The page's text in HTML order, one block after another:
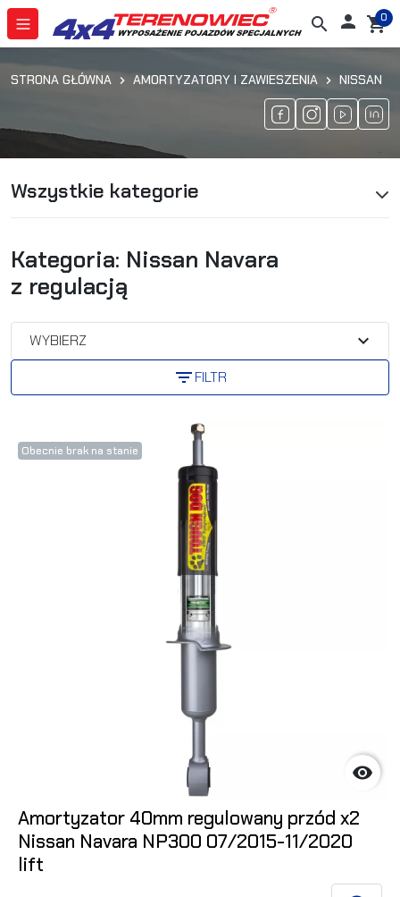
search  shopping_cart
0
STRONA GŁÓWNA AMORTYZATORY I ZAWIESZENIA NISSAN
Wszystkie kategorie
Kategoria: Nissan Navara
z regulacją
WYBIERZ
expand_more
filter_listFILTR
Obecnie brak na stanie

Amortyzator 40mm regulowany przód x2
Nissan Navara NP300 07/2015-11/2020
lift